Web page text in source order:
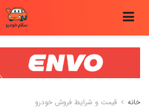
خانه قیمت و شرایط فروش خودرو